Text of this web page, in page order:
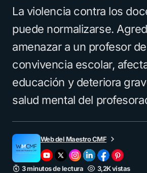
La violencia contra los
puede normalizarse.
amenazar a un profesor
convivencia escolar,
educación y deteriora
salud mental del
Web del Maestro CMF
3 minutos de lectura 3,2K vistas